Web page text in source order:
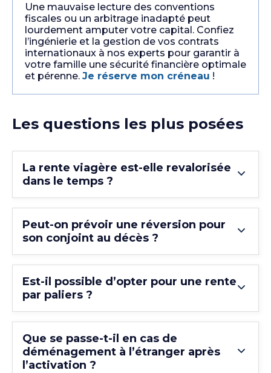
Une mauvaise lecture des conventions
fiscales ou un arbitrage inadapté peut
lourdement amputer votre capital. Confiez
l’ingénierie et la gestion de vos contrats
internationaux à nos experts pour garantir à
votre famille une sécurité financière optimale
et pérenne. Je réserve mon créneau !
Les questions les plus posées
La rente viagère est-elle revalorisée
dans le temps ?
Peut-on prévoir une réversion pour
son conjoint au décès ?
Est-il possible d’opter pour une rente
par paliers ?
Que se passe-t-il en cas de
déménagement à l’étranger après
l’activation ?